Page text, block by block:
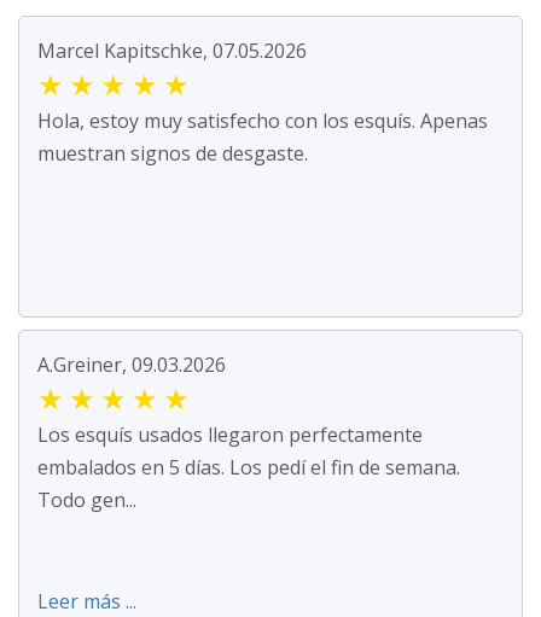
Marcel Kapitschke, 07.05.2026
★ ★ ★ ★ ★
Hola, estoy muy satisfecho con los esquís. Apenas
muestran signos de desgaste.
A.Greiner, 09.03.2026
★ ★ ★ ★ ★
Los esquís usados llegaron perfectamente
embalados en 5 días. Los pedí el fin de semana.
Todo gen...
Leer más ...